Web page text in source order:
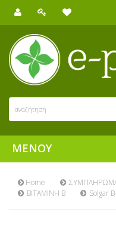
ΜΕΝΟΎ
Home
ΒΙΤΑΜΙΝΗ Β
Solgar